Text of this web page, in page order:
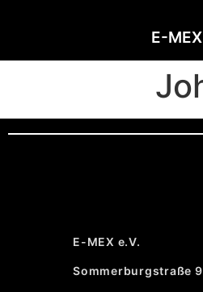
E-
E-MEX e.V.
Sommerburgstraße